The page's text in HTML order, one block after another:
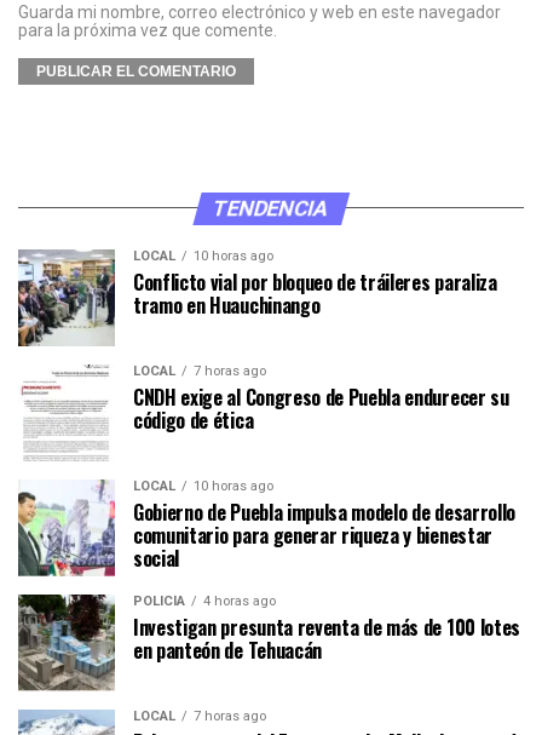
Guarda mi nombre, correo electrónico y web en este navegador
para la próxima vez que comente.
TENDENCIA
LOCAL 10 horas ago
Conflicto vial por bloqueo de tráileres paraliza
tramo en Huauchinango
LOCAL 7 horas ago
CNDH exige al Congreso de Puebla endurecer su
código de ética
LOCAL 10 horas ago
Gobierno de Puebla impulsa modelo de desarrollo
comunitario para generar riqueza y bienestar
social
POLICÍA 4 horas ago
Investigan presunta reventa de más de 100 lotes
en panteón de Tehuacán
LOCAL 7 horas ago